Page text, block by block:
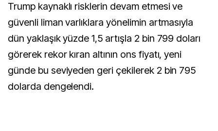
Trump kaynaklı risklerin devam etmesi ve
güvenli liman varlıklara yönelimin artmasıyla
dün yaklaşık yüzde 1,5 artışla 2 bin 799 doları
görerek rekor kıran altının ons fiyatı, yeni
günde bu seviyeden geri çekilerek 2 bin 795
dolarda dengelendi.